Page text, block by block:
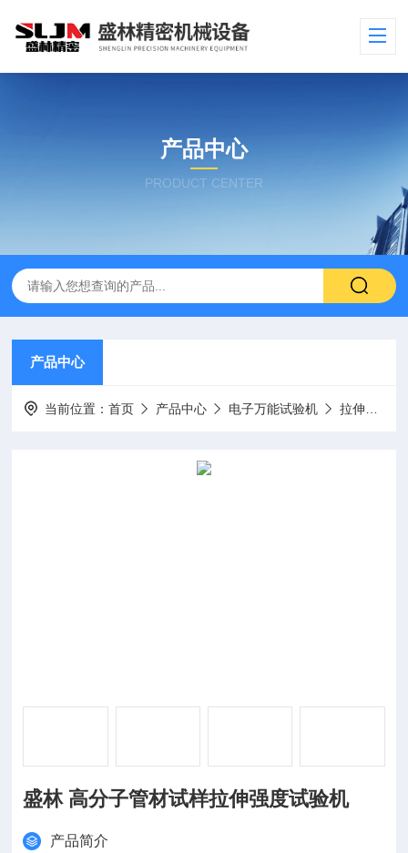
产品中心
PRODUCT CENTER
产品中心
当前位置：首页 产品中心 电子万能试验机 拉伸强度试验机
‌盛林 高分子管材试样拉伸强度试验机
产品简介